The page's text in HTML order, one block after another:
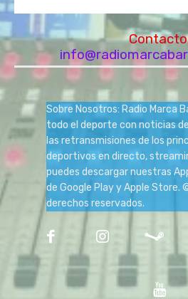
Sobre Nosotros: Radio Marca
todo el deporte con noticias
las retransmisiones de los
deportivos en directo,
puedes descargar nuestras
de Google Play y Apple Store.
derechos reservados.